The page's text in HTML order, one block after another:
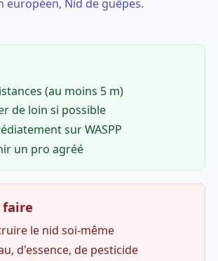
européen, Nid de guêpes.
(au moins 5 m)
de loin si possible
sur WASPP
un pro agréé
faire
le nid soi-même
d'essence, de pesticide